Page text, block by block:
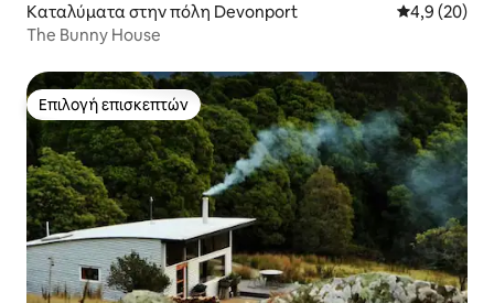
Καταλύματα στην πόλη Devonport Μέση
4,9 (20)
The Bunny House
Επιλογή επισκεπτών
Επιλογή επισκεπτών